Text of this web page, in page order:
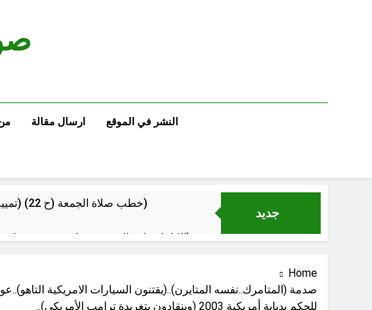
النشر في الموقع ارسال مقالة
جديد
خطب صلاة الجمعة (ح 22) (تمييز وخلافة بني البشر)
الكاتبان باقر الزبيدي ورياض سعد يحذران من الجولاني (ح 4) (وليأخذوا حذرهم وأسلحتهم ود الذين كفروا لو تغفلون عن أسلحتكم وأمتعتكم)
سَأُنَبِّئُكَ بِتَأْوِيلِ مَا لَمْ تَسْتَطِعْ فهمه في “اتفاقية مكة” شرطي الناتو الخليجي النووي الجديد لتحجيم دور إيران وفصائلها الولائية وحتى إسرائيل؟
Home
صدمة (المتامرك..نفسه المتايرن)..(يقتنون السيارات الامريكية
للحكم بدبابة أمريكية 2003 (وينقادون بتغريدة ترامب الأمريكي)..